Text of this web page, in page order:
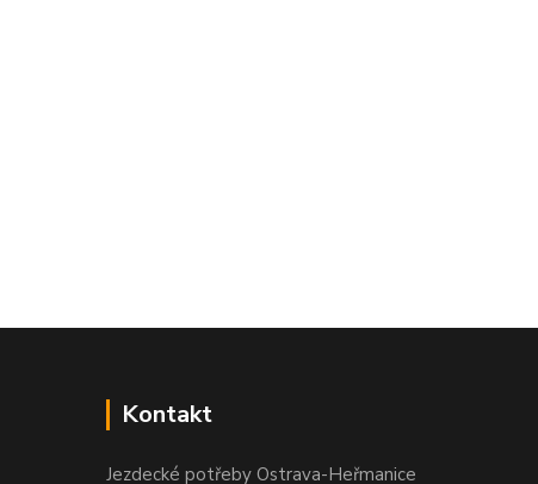
Kontakt
Jezdecké potřeby Ostrava-Heřmanice